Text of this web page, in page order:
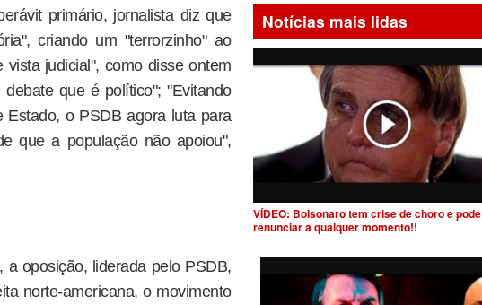
primário, jornalista diz que
criando um "terrorzinho" ao
judicial", como disse ontem
que é político"; "Evitando
Estado, o PSDB agora luta para
que a população não apoiou",
a oposição, liderada pelo PSDB,
norte-americana, o movimento
Notícias mais lidas
VÍDEO: Bolsonaro tem crise de choro e pode
renunciar a qualquer momento!!